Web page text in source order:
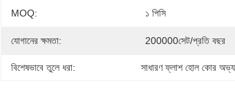
MOQ: ১ পিসি
যোগানের ক্ষমতা: 200000সেট/প্রতি বছর
বিশেষভাবে তুলে ধরা: সাধারণ ফ্লাশ হোল কোর